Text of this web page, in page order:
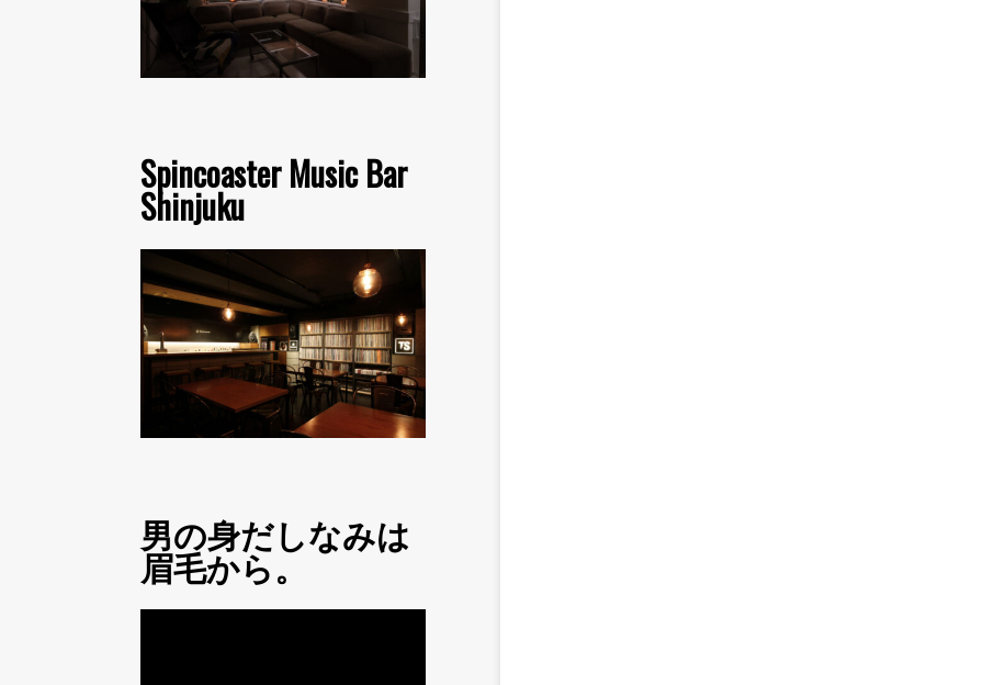
Spincoaster Music Bar
Shinjuku
男の身だしなみは
眉毛から。